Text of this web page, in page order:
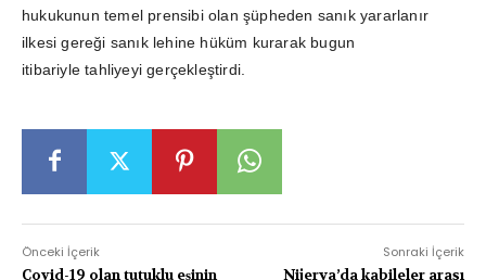
hukukunun temel prensibi olan şüpheden sanık yararlanır
ilkesi gereği sanık lehine hüküm kurarak bugun
itibariyle tahliyeyi gerçekleştirdi.
Önceki İçerik
Covid-19 olan tutuklu eşinin
Sonraki İçerik
Nijerya’da kabileler arası